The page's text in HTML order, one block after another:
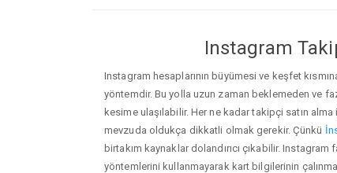
Instagram
Instagram hesaplarının büyümesi ve keşfet
yöntemdir. Bu yolla uzun zaman beklemeden ve
kesime ulaşılabilir. Her ne kadar takipçi satın
mevzuda oldukça dikkatli olmak gerekir. Çünkü
birtakım kaynaklar dolandırıcı çıkabilir.
yöntemlerini kullanmayarak kart bilgilerinin